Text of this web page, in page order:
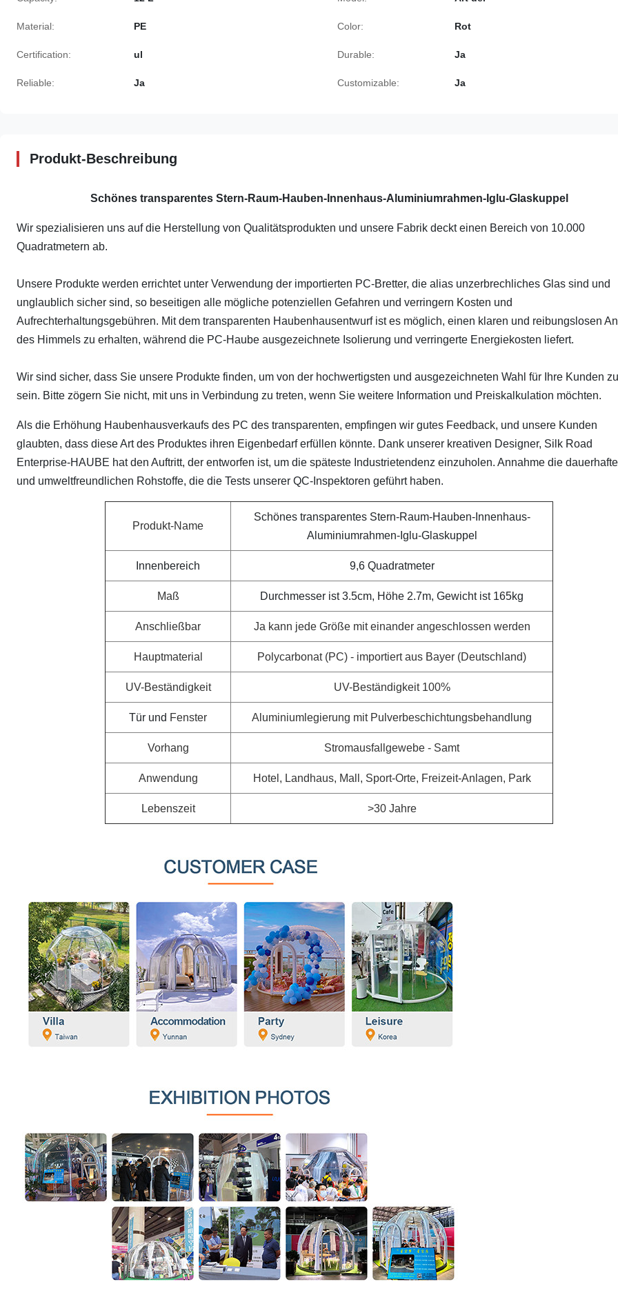
Material: PE Color: Rot
Certification: ul Durable: Ja
Reliable: Ja Customizable: Ja
Produkt-Beschreibung
Schönes transparentes Stern-Raum-Hauben-Innenhaus-Aluminiumrahmen-Iglu-Glaskuppel
Wir spezialisieren uns auf die Herstellung von Qualitätsprodukten und unsere Fabrik deckt einen Bereich von 10.000
Quadratmetern ab.
Unsere Produkte werden errichtet unter Verwendung der importierten PC-Bretter, die alias unzerbrechliches Glas sind und
unglaublich sicher sind, so beseitigen alle mögliche potenziellen Gefahren und verringern Kosten und
Aufrechterhaltungsgebühren. Mit dem transparenten Haubenhausentwurf ist es möglich, einen klaren und reibungslosen
des Himmels zu erhalten, während die PC-Haube ausgezeichnete Isolierung und verringerte Energiekosten liefert.
Wir sind sicher, dass Sie unsere Produkte finden, um von der hochwertigsten und ausgezeichneten Wahl für Ihre Kunden zu
sein. Bitte zögern Sie nicht, mit uns in Verbindung zu treten, wenn Sie weitere Information und Preiskalkulation möchten.
Als die Erhöhung Haubenhausverkaufs des PC des transparenten, empfingen wir gutes Feedback, und unsere Kunden
glaubten, dass diese Art des Produktes ihren Eigenbedarf erfüllen könnte. Dank unserer kreativen Designer, Silk Road
Enterprise-HAUBE hat den Auftritt, der entworfen ist, um die späteste Industrietendenz einzuholen. Annahme die
und umweltfreundlichen Rohstoffe, die die Tests unserer QC-Inspektoren geführt haben.
Produkt-Name
Schönes transparentes Stern-Raum-Hauben-Innenhaus-
Aluminiumrahmen-Iglu-Glaskuppel
Innenbereich 9,6 Quadratmeter
Maß Durchmesser ist 3.5cm, Höhe 2.7m, Gewicht ist 165kg
Anschließbar Ja kann jede Größe mit einander angeschlossen werden
Hauptmaterial Polycarbonat (PC) - importiert aus Bayer (Deutschland)
UV-Beständigkeit UV-Beständigkeit 100%
Tür und Fenster Aluminiumlegierung mit Pulverbeschichtungsbehandlung
Vorhang Stromausfallgewebe - Samt
Anwendung Hotel, Landhaus, Mall, Sport-Orte, Freizeit-Anlagen, Park
Lebenszeit >30 Jahre